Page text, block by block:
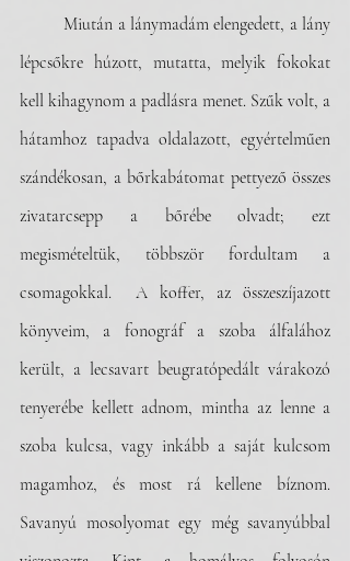
lépcsőkre húzott, mutatta, melyik fokokat
kell kihagynom a padlásra menet. Szűk volt, a
hátamhoz tapadva oldalazott, egyértelműen
szándékosan, a bőrkabátomat pettyező összes
zivatarcsepp a bőrébe olvadt; ezt
megismételtük, többször fordultam a
csomagokkal.  A koffer, az összeszíjazott
könyveim, a fonográf a szoba álfalához
került, a lecsavart beugratópedált várakozó
tenyerébe kellett adnom, mintha az lenne a
szoba kulcsa, vagy inkább a saját kulcsom
magamhoz, és most rá kellene bíznom.
Savanyú mosolyomat egy még savanyúbbal